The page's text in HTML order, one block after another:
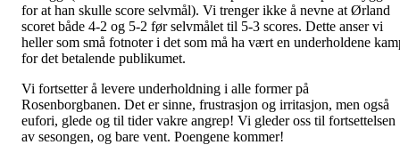
for at han skulle score selvmål). Vi trenger ikke å nevne at Ørland
scoret både 4-2 og 5-2 før selvmålet til 5-3 scores. Dette anser vi
heller som små fotnoter i det som må ha vært en underholdene
for det betalende publikumet.
Vi fortsetter å levere underholdning i alle former på
Rosenborgbanen. Det er sinne, frustrasjon og irritasjon, men også
eufori, glede og til tider vakre angrep! Vi gleder oss til fortsettelsen
av sesongen, og bare vent. Poengene kommer!